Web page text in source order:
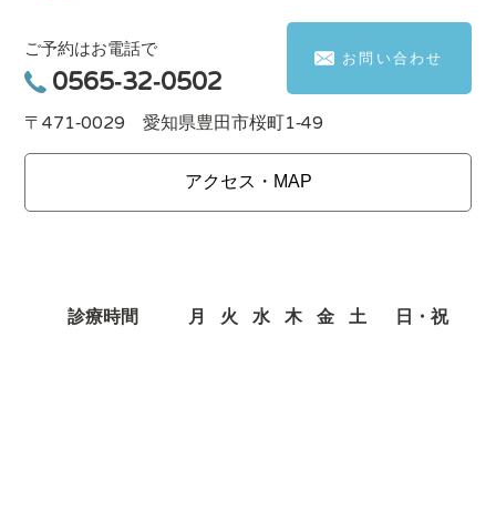
ご予約はお電話で
0565-32-0502
お問い合わせ
〒471-0029 愛知県豊田市桜町1-49
アクセス・MAP
診療時間 月 火 水 木 金 土 日・祝